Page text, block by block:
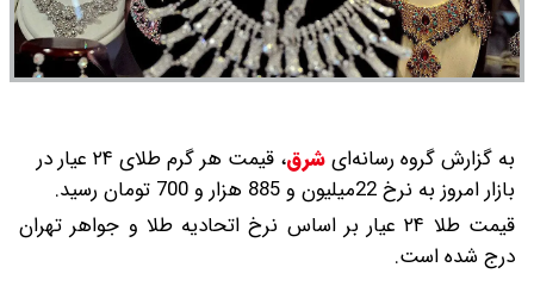
به گزارش گروه رسانه‌ایشرق،
قیمت هر گرم طلای ۲۴ عیار در
بازار امروز به نرخ 22میلیون و 885 هزار و 700 تومان رسید.
قیمت طلا ۲۴ عیار بر اساس نرخ اتحادیه طلا و جواهر تهران
درج شده است.